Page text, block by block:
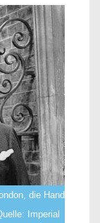
die Hand
Imperial